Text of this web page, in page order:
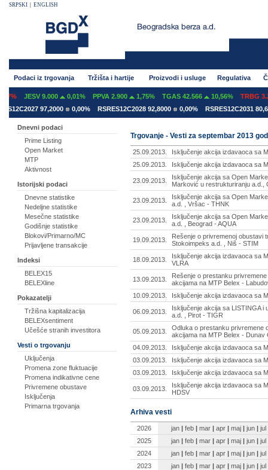
SRPSKI ENGLISH
Podaci iz trgovanja Tržišta i hartije Proizvodi i usluge Regulativa
JESV 9.000 0,01% PPVA 2.900 1,75% TGAS 42.566 10,56%
TRBG
97,2000
0,00% RSRES12C2028 92,8000 0,00% RSRES12C2031
Dnevni podaci
Prime Listing
Open Market
MTP
Aktivnost
Istorijski podaci
Dnevne statistike
Nedeljne statistike
Mesečne statistike
Godišnje statistike
Blokovi/Primarno/MC
Prijavljene transakcije
Indeksi
BELEX15
BELEXline
Pokazatelji
Tržišna kapitalizacija
BELEXsentiment
Učešće stranih investitora
Vesti o trgovanju
Uključenja
Promena zone fluktuacije
Promena indikativne cene
Privremene obustave
Isključenja
Primarna trgovanja
Trgovanje - Vesti za septembar 2013
25.09.2013.
Isključenje akcija izdavaoca sa
25.09.2013.
Isključenje akcija izdavaoca sa
23.09.2013.
Isključenje akcija sa Open
Marković u restrukturiranju a.d.,
23.09.2013.
Isključenje akcija sa Open
a.d. , Vršac - THNK
23.09.2013.
Isključenje akcija sa Open
a.d. , Beograd - AQUA
19.09.2013.
Rešenje o privremenoj obustavi
Stokoimpeks a.d. , Niš - STIM
18.09.2013.
Isključenje akcija izdavaoca sa
VLRA
13.09.2013.
Rešenje o prestanku
akcijama na MTP Belex -
10.09.2013.
Isključenje akcija izdavaoca sa
06.09.2013.
Isključenje akcija sa LISTINGA i
a.d. , Pirot - TIGR
05.09.2013.
Odluka o prestanku privremene
akcijama na MTP Belex -
04.09.2013.
Isključenje akcija izdavaoca sa
03.09.2013.
Isključenje akcija izdavaoca sa
03.09.2013.
Isključenje akcija izdavaoca sa
03.09.2013.
Isključenje akcija izdavaoca sa
HDSV
Arhiva vesti
2026 jan | feb | mar | apr | maj | jun | jul
2025
jan | feb | mar | apr | maj | jun | jul
2024
jan | feb | mar | apr | maj | jun | jul
2023
jan | feb | mar | apr | maj | jun | jul